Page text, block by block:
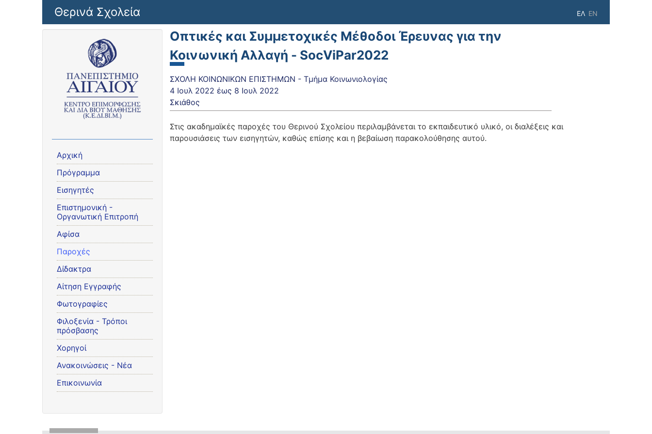
Παράκαμψη προς το κυρίως περιεχόμενο
Θερινά Σχολεία EN
ΕΛ
Αρχική
Πρόγραμμα
Εισηγητές
Eπιστημονική -
Οργανωτική Επιτροπή
Αφίσα
Παροχές
Δίδακτρα
Αίτηση Εγγραφής
Φωτογραφίες
Φιλοξενία - Τρόποι
πρόσβασης
Χορηγοί
Ανακοινώσεις - Νέα
Επικοινωνία
Οπτικές και Συμμετοχικές Μέθοδοι Έρευνας για την
Κοινωνική Αλλαγή - SocViPar2022
ΣΧΟΛΗ ΚΟΙΝΩΝΙΚΩΝ ΕΠΙΣΤΗΜΩΝ - Τμήμα Κοινωνιολογίας
4 Ιουλ 2022 έως 8 Ιουλ 2022
Σκιάθος
Στις ακαδημαϊκές παροχές του Θερινού Σχολείου περιλαμβάνεται το εκπαιδευτικό υλικό, οι διαλέξεις και
παρουσιάσεις των εισηγητών, καθώς επίσης και η βεβαίωση παρακολούθησης αυτού.